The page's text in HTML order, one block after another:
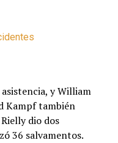
y William
Kampf también
dio dos
36 salvamentos.